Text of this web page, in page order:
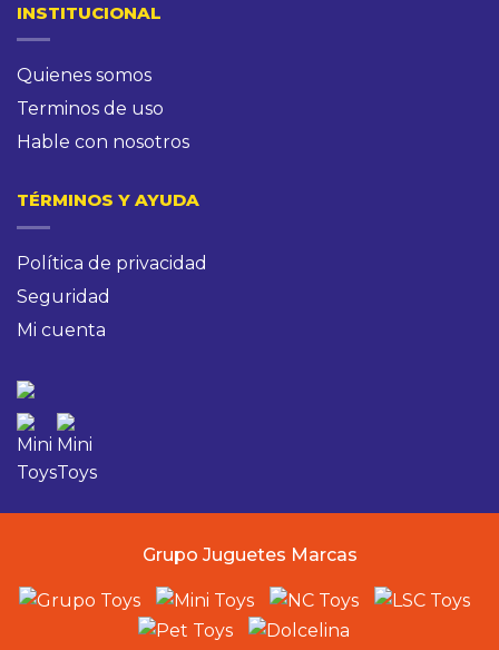
INSTITUCIONAL
Quienes somos
Terminos de uso
Hable con nosotros
TÉRMINOS Y AYUDA
Política de privacidad
Seguridad
Mi cuenta
Grupo Juguetes Marcas